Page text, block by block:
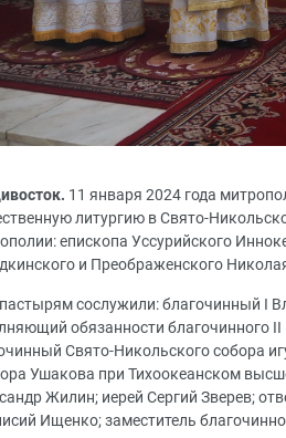
11 января 2024 года
литургию в Свято-
епископа Уссурийского
и Преображенского
сослужили: благочинный I
обязанности благочинного
Свято-Никольского собора
Ушакова при Тихоокеанском
Жилин; иерей Сергий Зверев;
Ищенко; заместитель